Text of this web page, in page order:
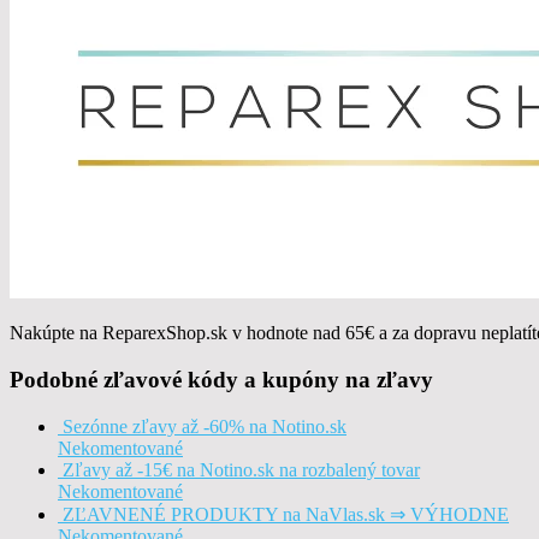
Nakúpte na ReparexShop.sk v hodnote nad 65€ a za dopravu
Podobné zľavové kódy a kupóny na zľavy
Sezónne zľavy až -60% na Notino.sk
Nekomentované
Zľavy až -15€ na Notino.sk na rozbalený tovar
Nekomentované
ZĽAVNENÉ PRODUKTY na NaVlas.sk ⇒ VÝHODNE